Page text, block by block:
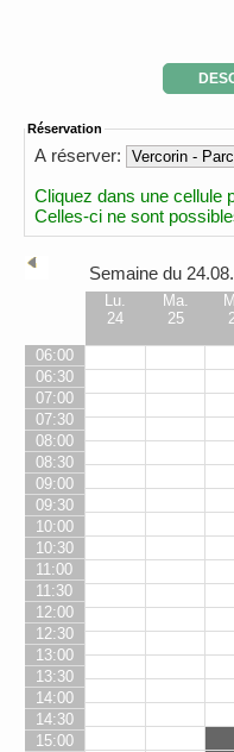
Réservation
A réserver:
Cliquez dans une cellule
Celles-ci ne sont
Semaine du
06:00
06:30
07:00
07:30
08:00
08:30
09:00
09:30
10:00
10:30
11:00
11:30
12:00
12:30
13:00
13:30
14:00
14:30
15:00
Lu.
24
Ma.
25